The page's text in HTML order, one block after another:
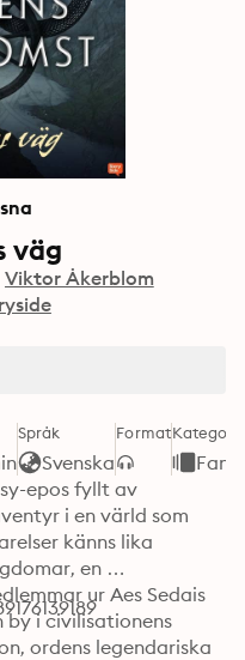
väg
Viktor Åkerblom
Språk
Svenska
FormatKategori
epos fyllt av
i en värld som
känns lika
en
ur Aes Sedais
i civilisationens
ordens legendariska